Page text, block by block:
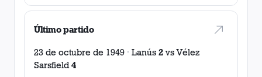
Último partido
23 de octubre de 1949 · Lanús 2vs Vélez
Sarsfield 4